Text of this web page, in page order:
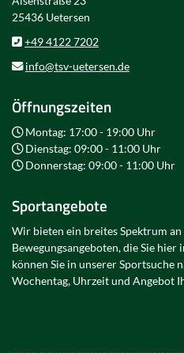
25436 Uetersen
+49 4122 7202
info@tsv-uetersen.de
Öffnungszeiten
Montag: 17:00 - 19:00 Uhr
Dienstag: 09:00 - 11:00 Uhr
Donnerstag: 09:00 - 11:00 Uhr
Sportangebote
Wir bieten ein breites Spektrum
Bewegungsangeboten, die Sie
können Sie in unserer Sportsuche
Wochentag, Uhrzeit und Angebot